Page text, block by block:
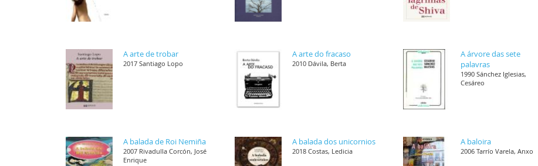
A arte de trobar
2017 Santiago Lopo
A arte do fracaso
2010 Dávila, Berta
A árvore das sete
palavras
1990 Sánchez Iglesias,
Cesáreo
A balada de Roi Nemiña
2007 Rivadulla Corcón, José
Enrique
A balada dos unicornios
2018 Costas, Ledicia
A baloira
2006 Tarrío Varela, Anxo